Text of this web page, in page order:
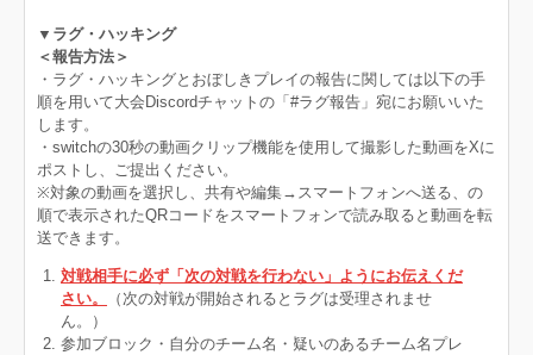
▼ラグ・ハッキング
＜報告方法＞
・ラグ・ハッキングとおぼしきプレイの報告に関しては以下の手
順を用いて大会Discordチャットの「#ラグ報告」宛にお願いいた
します。
・switchの30秒の動画クリップ機能を使用して撮影した動画をXに
ポストし、ご提出ください。
※対象の動画を選択し、共有や編集→スマートフォンへ送る、の
順で表示されたQRコードをスマートフォンで読み取ると動画を転
送できます。
対戦相手に必ず「次の対戦を行わない」ようにお伝えくだ
さい。
（次の対戦が開始されるとラグは受理されませ
ん。）
参加ブロック・自分のチーム名・疑いのあるチーム名プレ